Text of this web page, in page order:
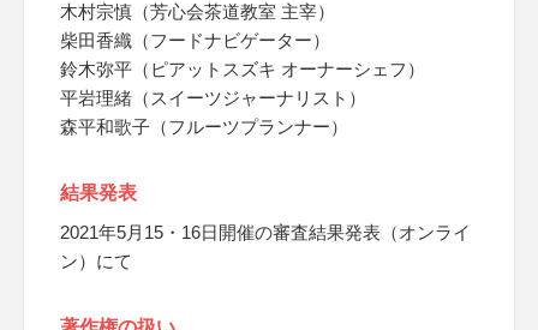
木村宗慎（芳心会茶道教室 主宰）
柴田香織（フードナビゲーター）
鈴木弥平（ピアットスズキ オーナーシェフ）
平岩理緒（スイーツジャーナリスト）
森平和歌子（フルーツプランナー）
結果発表
2021年5月15・16日開催の審査結果発表（オンライ
ン）にて